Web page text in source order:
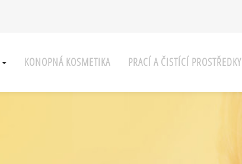
KONOPNÁ KOSMETIKA PRACÍ A ČISTÍCÍ PROSTŘEDKY